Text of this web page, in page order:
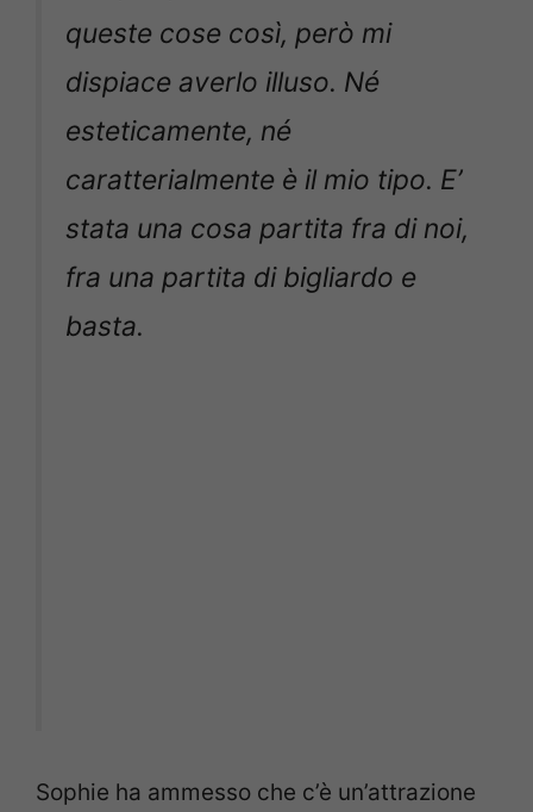
queste cose così, però mi
dispiace averlo illuso. Né
esteticamente, né
caratterialmente è il mio tipo. E’
stata una cosa partita fra di noi,
fra una partita di bigliardo e
basta.
Sophie ha ammesso che c’è un’attrazione